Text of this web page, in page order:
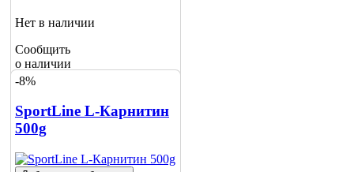
Нет в наличии
Сообщить
о наличии
4
-8%
SportLine L-Карнитин
500g